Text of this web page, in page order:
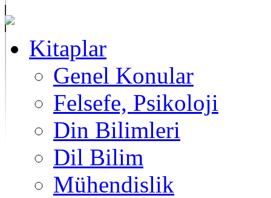
Kitaplar
Genel Konular
Felsefe, Psikoloji
Din Bilimleri
Dil Bilim
Mühendislik